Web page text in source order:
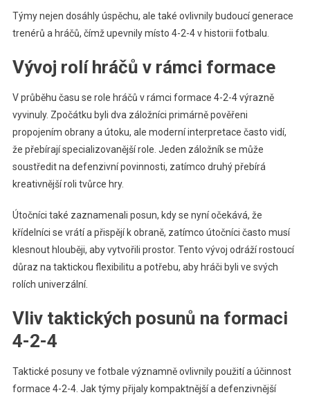
Týmy nejen dosáhly úspěchu, ale také ovlivnily budoucí generace
trenérů a hráčů, čímž upevnily místo 4-2-4 v historii fotbalu.
Vývoj rolí hráčů v rámci formace
V průběhu času se role hráčů v rámci formace 4-2-4 výrazně
vyvinuly. Zpočátku byli dva záložníci primárně pověřeni
propojením obrany a útoku, ale moderní interpretace často vidí,
že přebírají specializovanější role. Jeden záložník se může
soustředit na defenzivní povinnosti, zatímco druhý přebírá
kreativnější roli tvůrce hry.
Útočníci také zaznamenali posun, kdy se nyní očekává, že
křídelníci se vrátí a přispějí k obraně, zatímco útočníci často musí
klesnout hlouběji, aby vytvořili prostor. Tento vývoj odráží rostoucí
důraz na taktickou flexibilitu a potřebu, aby hráči byli ve svých
rolích univerzální.
Vliv taktických posunů na formaci
4-2-4
Taktické posuny ve fotbale významně ovlivnily použití a účinnost
formace 4-2-4. Jak týmy přijaly kompaktnější a defenzivnější